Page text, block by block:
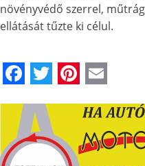
növényvédő szerrel,
ellátását tűzte ki célul.
Facebook
Twitter